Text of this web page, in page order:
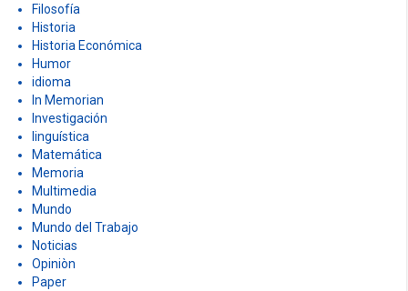
Filosofía
Historia
Historia Económica
Humor
idioma
In Memorian
Investigación
linguística
Matemática
Memoria
Multimedia
Mundo
Mundo del Trabajo
Noticias
Opiniòn
Paper